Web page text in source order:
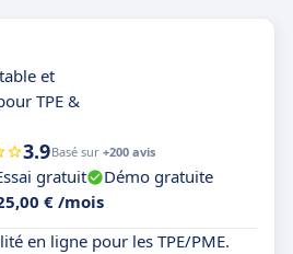
et
TPE &
3.9Basé sur +200 avis
gratuit
Démo gratuite
€ /mois
en ligne pour les TPE/PME.